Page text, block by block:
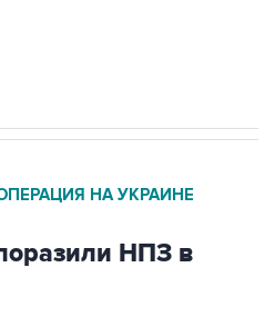
НА УКРАИНЕ
НПЗ в